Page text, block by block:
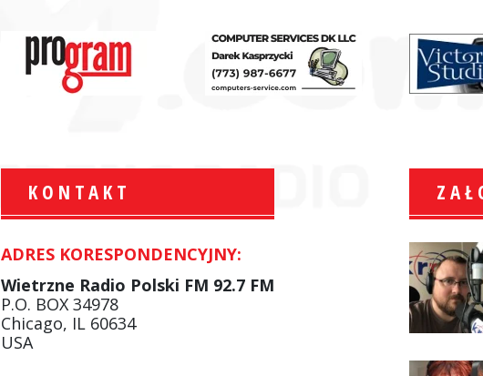
KONTAKT
ADRES KORESPONDENCYJNY:
Wietrzne Radio Polski FM 92.7 FM
P.O. BOX 34978
Chicago, IL 60634
USA
Krzysztof Wawer:
Komentator
facebook